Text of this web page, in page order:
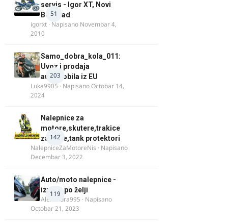
51
servis - Igor XT, Novi
Beograd
igorxt · Napisano Novembar 4,
2010
203
Samo_dobra_kola_011:
Uvoz i prodaja
automobila iz EU
Luka9905 · NapisanoOctobar 14,
2024
142
Nalepnice za
motore,skutere,trakice
za felne,tank protektori
NalepniceZaMotoreNis · Napisano
Decembar 3, 2022
119
Auto/moto nalepnice -
izrada po želji
Alexandra995 · Napisano
Octobar 21, 2023